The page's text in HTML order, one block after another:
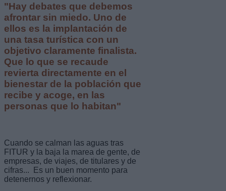
"Hay debates que debemos
afrontar sin miedo. Uno de
ellos es la implantación de
una tasa turística con un
objetivo claramente finalista.
Que lo que se recaude
revierta directamente en el
bienestar de la población que
recibe y acoge, en las
personas que lo habitan"
Cuando se calman las aguas tras
FITUR y la baja la marea de gente, de
empresas, de viajes, de titulares y de
cifras... Es un buen momento para
detenernos y reflexionar.